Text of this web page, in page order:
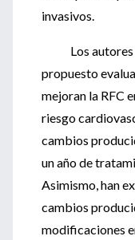
invasivos.
Los autores
propuesto
mejoran la RFC
riesgo
cambios
un año de
Asimismo, han
cambios
modificaciones